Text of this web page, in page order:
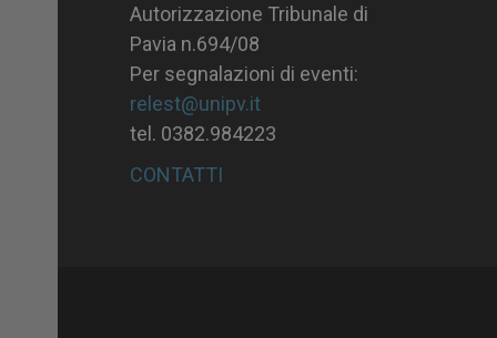
Autorizzazione Tribunale di
Pavia n.694/08
Per segnalazioni di eventi:
relest@unipv.it
tel. 0382.984223
CONTATTI